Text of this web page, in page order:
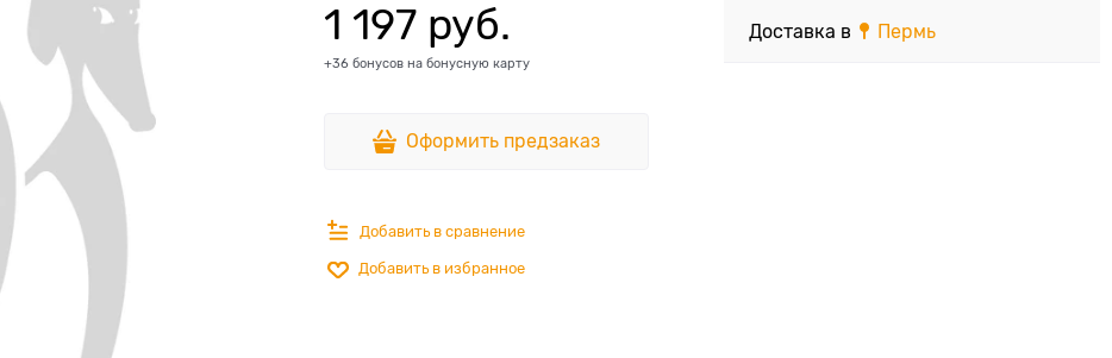
1 197 руб.
+36 бонусов на бонусную карту
Оформить предзаказ
Добавить в сравнение
Добавить в избранное
Доставка в Пермь